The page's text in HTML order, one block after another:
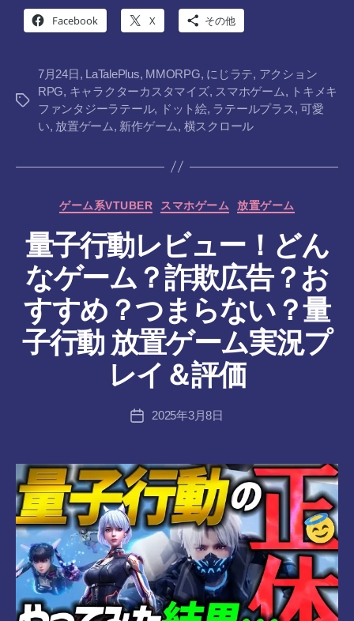
Facebook X その他
タ
7月24日, LaTalePlus, MMORPG, にじラテ, アクション
RPG, キャラクターカスタマイズ, スマホゲーム, トキメキ
ファンタジーラテール, ドット絵, ラテールプラス ,可愛
い, 放置ゲーム, 新作ゲーム, 横スクロール
カ
ゴ
リ
ー
ゲーム系VTUBER スマホゲーム 放置ゲーム
量子行動レビュー！どん
なゲーム？詐欺広告？お
すすめ？つまらない？量
子行動 放置ゲーム実況プ
レイ＆評価
投
稿
成
者
:
a
8-
vr
投
2025年3月8日